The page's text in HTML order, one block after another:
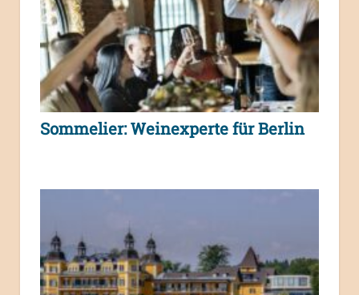
Sommelier: Weinexperte für Berlin